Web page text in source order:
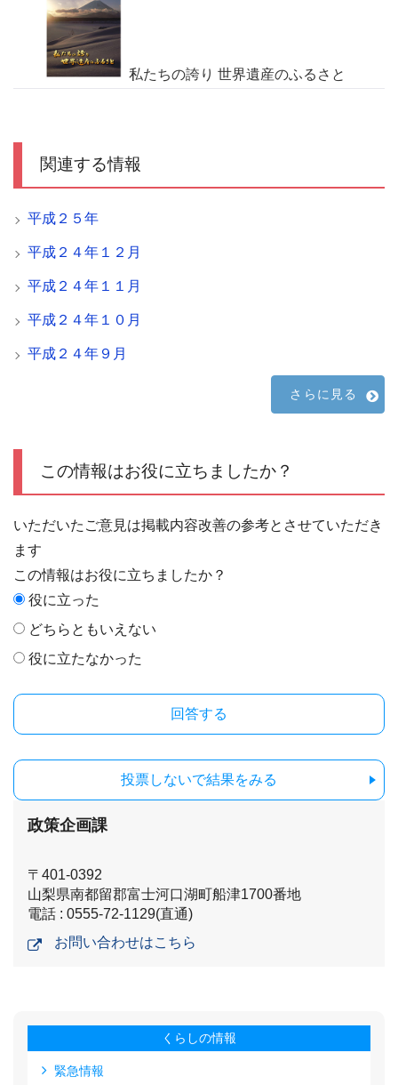
私たちの誇り 世界遺産のふるさと
関連する情報
平成２５年
平成２４年１２月
平成２４年１１月
平成２４年１０月
平成２４年９月
さらに見る
この情報はお役に立ちましたか？
いただいたご意見は掲載内容改善の参考とさせていただき
ます
この情報はお役に立ちましたか？
役に立った
どちらともいえない
役に立たなかった
投票しないで結果をみる
政策企画課
〒401-0392
山梨県南都留郡富士河口湖町船津1700番地
電話 : 0555-72-1129(直通)
お問い合わせはこちら
くらしの情報
緊急情報